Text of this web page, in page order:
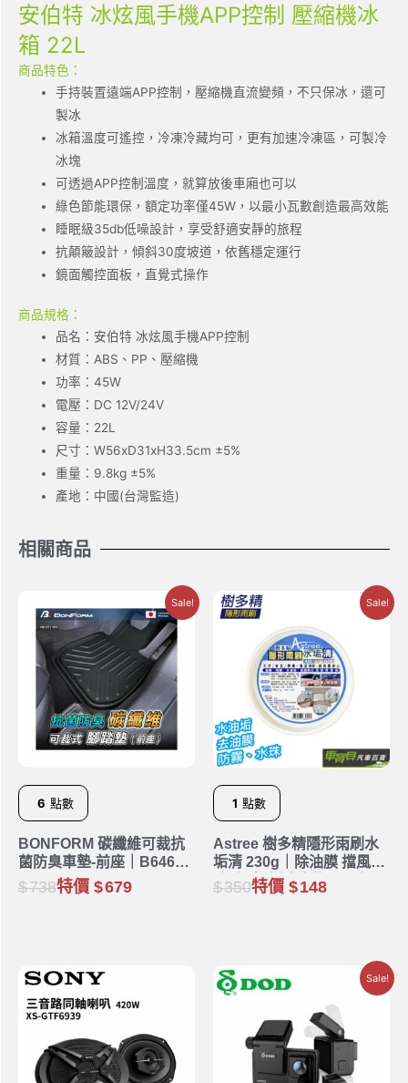
安伯特 冰炫風手機APP控制 壓縮機冰
箱 22L
商品特色：
手持裝置遠端APP控制，壓縮機直流變頻，不只保冰，還可
製冰
冰箱溫度可遙控，冷凍冷藏均可，更有加速冷凍區，可製冷
冰塊
可透過APP控制溫度，就算放後車廂也可以
綠色節能環保，額定功率僅45W，以最小瓦數創造最高效能
睡眠級35db低噪設計，享受舒適安靜的旅程
抗顛簸設計，傾斜30度坡道，依舊穩定運行
鏡面觸控面板，直覺式操作
商品規格：
品名：安伯特 冰炫風手機APP控制
材質：ABS、PP、壓縮機
功率：45W
電壓：DC 12V/24V
容量：22L
尺寸：W56xD31xH33.5cm ±5%
重量：9.8kg ±5%
產地：中國(台灣監造)
相關商品
Sale!
6 點數
BONFORM 碳纖維可裁抗
菌防臭車墊-前座｜B6461-
01BK
738特價 679
Sale!
1 點數
Astree 樹多精隱形雨刷水
垢清 230g｜除油膜 擋風玻
璃 瓷磚 水垢 水龍頭 馬桶
汙垢
350特價 148
Sale!